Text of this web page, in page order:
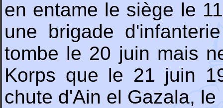
en entame le siège le
une brigade
tombe le 20 juin mais
Korps que le 21 juin
chute d'Ain el Gazala,